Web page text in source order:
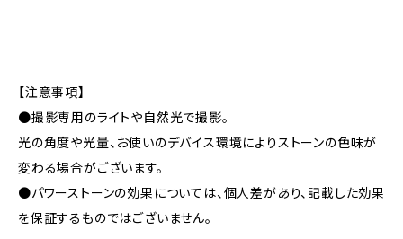
【注意事項】
●撮影専用のライトや自然光で撮影。
光の角度や光量、お使いのデバイス環境によりストーンの色味が
変わる場合がございます。
●パワーストーンの効果については、個人差があり、記載した効果
を保証するものではございません。